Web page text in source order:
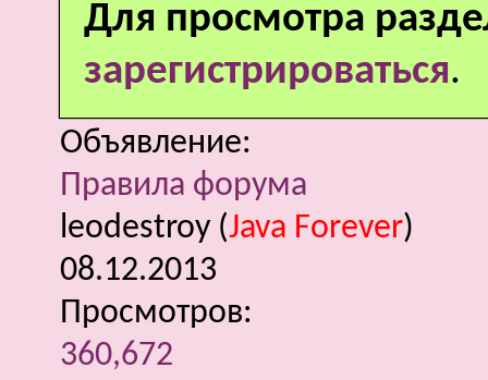
Для просмотра
зарегистрироваться.
Объявление:
Правила форума
leodestroy (Java Forever)
08.12.2013
Просмотров:
360,672